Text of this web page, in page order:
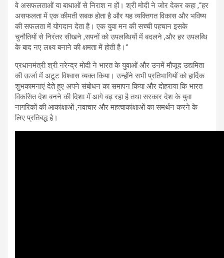
वे असफलताओं या बाधाओं से निराश न हों। श्री मोदी ने जोर देकर कहा,“हर
असफलता में एक कीमती सबक होता है और यह व्यक्तिगत विकास और भविष्य
की सफलता में योगदान देता है। एक युवा मन की सच्ची पहचान इसके
चुनौतियों से निरंतर सीखने ,सपनों को उपलब्धियों में बदलने ,और हर उपलब्धि
के बाद नए लक्ष्य बनाने की क्षमता में होती है।“
प्रधानमंत्री श्री नरेन्द्र मोदी ने भारत के युवाओं और उनमें मौजूद उद्यमिता
की ऊर्जा में अटूट विश्वास व्यक्त किया। उन्होंने सभी प्रतिभागियों को हार्दिक
शुभकामनाएं देते हुए अपने संबोधन का समापन किया और दोहराया कि भारत
विकसित देश बनने की दिशा में आगे बढ़ रहा है तथा सरकार देश के युवा
नागरिकों की आकांक्षाओं,नवाचार और महत्वाकांक्षाओं का समर्थन करने के
लिए प्रतिबद्ध है।